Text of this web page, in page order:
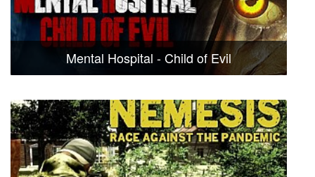
Mental Hospital - Child of Evil